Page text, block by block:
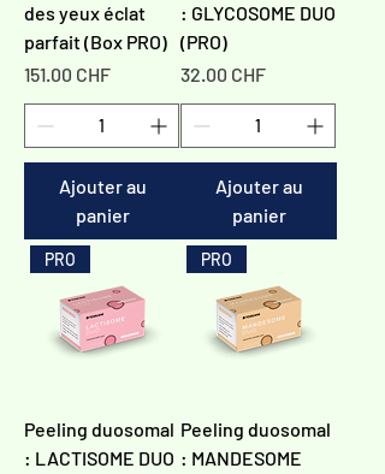
des yeux éclat
parfait (Box PRO)
Prix
151.00 CHF
Ajouter au
panier
: GLYCOSOME DUO
(PRO)
Prix
32.00 CHF
Ajouter au
panier
PRO
Peeling duosomal
: LACTISOME DUO
PRO
Peeling duosomal
: MANDESOME